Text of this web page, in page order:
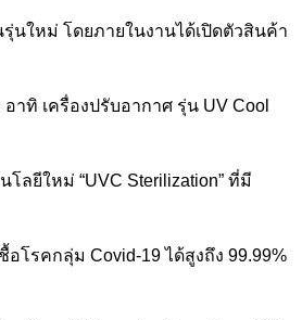
นใหม่ โดยภายในงานได้เปิดตัวสินค้า
าทิ เครื่องปรับอากาศ รุ่น UV Cool
ลยีใหม่ “UVC Sterilization” ที่มี
โรคกลุ่ม Covid-19 ได้สูงถึง 99.99%